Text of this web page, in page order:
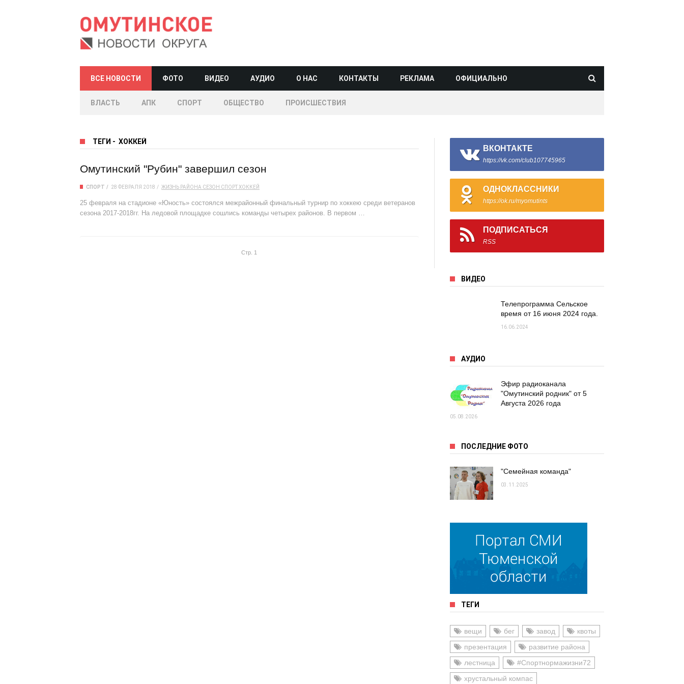
ВСЕ НОВОСТИ ФОТО ВИДЕО АУДИО О НАС КОНТАКТЫ РЕКЛАМА ОФИЦИАЛЬНО
ВЛАСТЬ АПК СПОРТ ОБЩЕСТВО ПРОИСШЕСТВИЯ
ТЕГИ - ХОККЕЙ
Омутинский "Рубин" завершил сезон
СПОРТ 28 ФЕВРАЛЯ 2018 ЖИЗНЬ РАЙОНА СЕЗОН СПОРТХОККЕЙ
25 февраля на стадионе «Юность» состоялся межрайонный финальный турнир по хоккею среди ветеранов
сезона 2017-2018гг. На ледовой площадке сошлись команды четырех районов. В первом …
Стр. 1
ВКОНТАКТЕ
https://vk.com/club107745965
ОДНОКЛАССНИКИ
https://ok.ru/myomutints
ПОДПИСАТЬСЯ
RSS
ВИДЕО
Телепрограмма Сельское
время от 16 июня 2024 года.
16.06.2024
АУДИО
Эфир радиоканала
"Омутинский родник" от 5
Августа 2026 года
05.08.2026
ПОСЛЕДНИЕ ФОТО
"Семейная команда"
03.11.2025
ТЕГИ
вещи бег завод
квоты
презентация
развитие района
лестница
#Спортнормажизни72
хрустальный компас